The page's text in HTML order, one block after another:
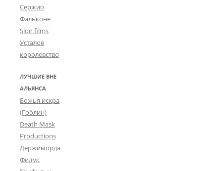
Сержио
Фальконе
Slon films
Усталое
королевство
ЛУЧШИЕ ВНЕ
АЛЬЯНСА
Божья искра
(Гоблин)
Death Mask
Productions
Держиморда
Филмс